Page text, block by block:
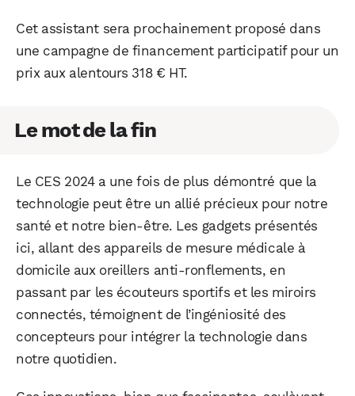
Cet assistant sera prochainement proposé dans
une campagne de financement participatif pour un
prix aux alentours 318 € HT.
Le mot de la fin
Le CES 2024 a une fois de plus démontré que la
technologie peut être un allié précieux pour notre
santé et notre bien-être. Les gadgets présentés
ici, allant des appareils de mesure médicale à
domicile aux oreillers anti-ronflements, en
passant par les écouteurs sportifs et les miroirs
connectés, témoignent de l’ingéniosité des
concepteurs pour intégrer la technologie dans
notre quotidien.